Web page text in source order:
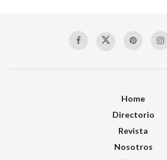
Home
Directorio
Revista
Nosotros